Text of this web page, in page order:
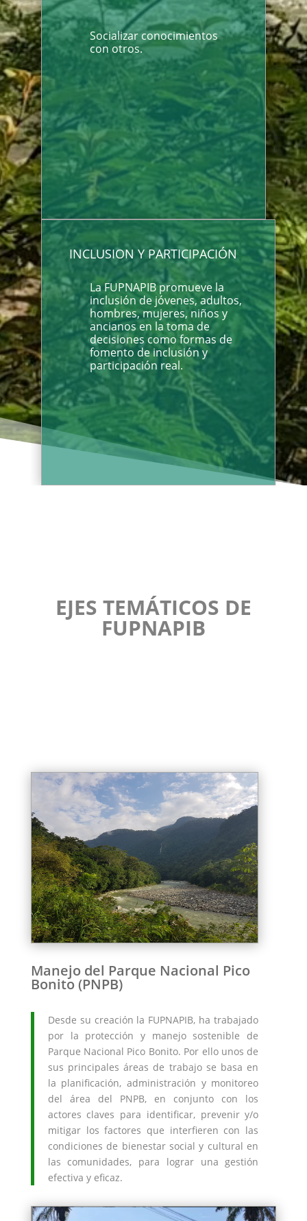
Socializar conocimientos
con otros.
INCLUSION Y PARTICIPACIÓN
La FUPNAPIB promueve la
inclusión de jóvenes, adultos,
hombres, mujeres, niños y
ancianos en la toma de
decisiones como formas de
fomento de inclusión y
participación real.
EJES TEMÁTICOS DE
FUPNAPIB
Manejo del Parque Nacional Pico
Bonito (PNPB)
Desde su creación la FUPNAPIB, ha trabajado
por la protección y manejo sostenible de
Parque Nacional Pico Bonito. Por ello unos de
sus principales áreas de trabajo se basa en
la planificación, administración y monitoreo
del área del PNPB, en conjunto con los
actores claves para identificar, prevenir y/o
mitigar los factores que interfieren con las
condiciones de bienestar social y cultural en
las comunidades, para lograr una gestión
efectiva y eficaz.